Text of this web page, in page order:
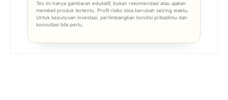
Tes ini hanya gambaran edukatif, bukan rekomendasi atau ajakan
membeli produk tertentu. Profil risiko bisa berubah seiring waktu.
Untuk keputusan investasi, pertimbangkan kondisi pribadimu dan
konsultasi bila perlu.